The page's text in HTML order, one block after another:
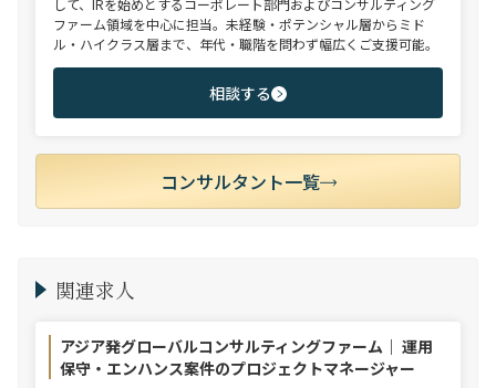
して、IRを始めとするコーポレート部門およびコンサルティング
ファーム領域を中心に担当。未経験・ポテンシャル層からミド
ル・ハイクラス層まで、年代・職階を問わず幅広くご支援可能。
相談する
コンサルタント一覧
関連求人
アジア発グローバルコンサルティングファーム｜ 運用
保守・エンハンス案件のプロジェクトマネージャー